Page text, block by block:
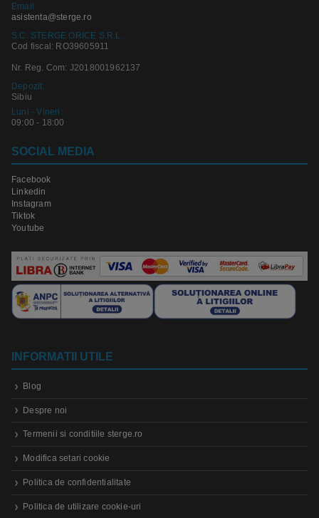
Email
asistenta@sterge.ro
S.C. STERGE ORICE S.R.L.
Cod fiscal: RO39605911
Nr. Reg. Com: J2018001962137
Depozit:
Sibiu
Luni - Vineri:
09:00 - 18:00
SOCIAL MEDIA
Facebook
Linkedin
Instagram
Tiktok
Youtube
INFORMATII UTILE
Blog
Despre noi
Termenii si conditiile sterge.ro
Modifica setari cookie
Politica de confidentialitate
Politica de utilizare cookie-uri